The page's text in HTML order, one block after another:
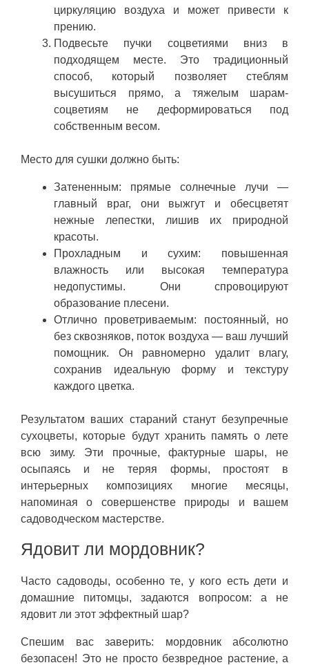
циркуляцию воздуха и может привести к
прению.
Подвесьте пучки соцветиями вниз в
подходящем месте. Это традиционный
способ, который позволяет стеблям
высушиться прямо, а тяжелым шарам-
соцветиям не деформироваться под
собственным весом.
Место для сушки должно быть:
Затененным: прямые солнечные лучи —
главный враг, они выжгут и обесцветят
нежные лепестки, лишив их природной
красоты.
Прохладным и сухим: повышенная
влажность или высокая температура
недопустимы. Они спровоцируют
образование плесени.
Отлично проветриваемым: постоянный, но
без сквозняков, поток воздуха — ваш лучший
помощник. Он равномерно удалит влагу,
сохранив идеальную форму и текстуру
каждого цветка.
Результатом ваших стараний станут безупречные
сухоцветы, которые будут хранить память о лете
всю зиму. Эти прочные, фактурные шары, не
осыпаясь и не теряя формы, простоят в
интерьерных композициях многие месяцы,
напоминая о совершенстве природы и вашем
садоводческом мастерстве.
Ядовит ли мордовник?
Часто садоводы, особенно те, у кого есть дети и
домашние питомцы, задаются вопросом: а не
ядовит ли этот эффектный шар?
Спешим вас заверить: мордовник абсолютно
безопасен! Это не просто безвредное растение, а